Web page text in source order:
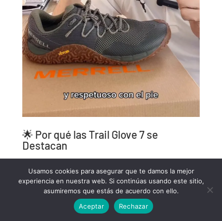
🌟 Por qué las Trail Glove 7 se
Destacan
Diseño Versátil:Perfectas para diversas
actividades, desde senderismo hasta uso diario.
Comodidad Superior:La flexibilidad y el
soporte ayudan a prevenir el dolor de espalda.
Materiales de Alta Calidad:La suela Vibram y
Usamos cookies para asegurar que te damos la mejor
experiencia en nuestra web. Si continúas usando este sitio,
asumiremos que estás de acuerdo con ello.
Aceptar
Rechazar